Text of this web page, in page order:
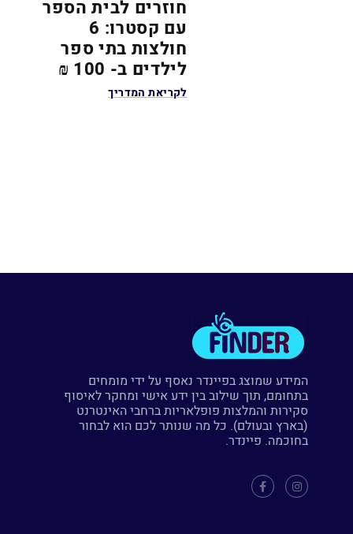
חוזרים לבית הספר
עם קסטרו: 6
חולצות בתי ספר
לילדים ב- 100 ₪
לקריאת המדריך
המידע שמוצג בפיינדר נאסף על ידי מומחים
בתחומם, תוך שילוב בין ידע אישי ומחקר לאיסוף
סקירות והמלצות פופלאריות ברחבי האינטרנט
(בארץ ובעולם). כל מה שנותר לכם הוא לבחור
בחוכמה. פיינדר.